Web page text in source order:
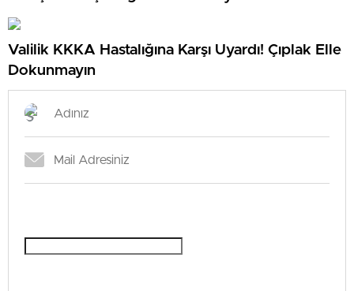
Valilik KKKA Hastalığına Karşı Uyardı! Çıplak Elle
Dokunmayın